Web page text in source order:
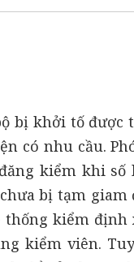
bị khởi tố
có nhu cầu.
kiểm khi
bị tạm giam
kiểm định
kiểm viên.